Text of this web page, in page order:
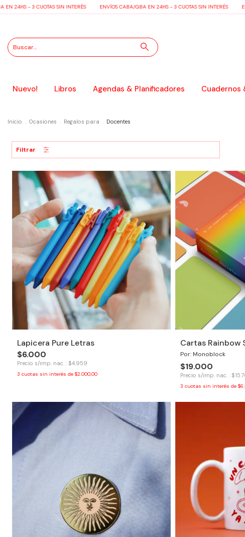
- 3 CUOTAS SIN INTERÉS ENVÍOS CABA/GBA EN 24HS - 3 CUOTAS SIN INTERÉS ENVÍOS
Nuevo! Libros Agendas & Planificadores Cuadernos
Inicio . Ocasiones . Regalos para . Docentes
Filtrar
Lapicera Pure Letras
$6.000
Precio s/imp. nac. : $4.959
3 cuotas sin interés de $2.000,00
Cartas Rainbow
Por: Monoblock
$19.000
Precio s/imp. nac. :
3 cuotas sin interés de